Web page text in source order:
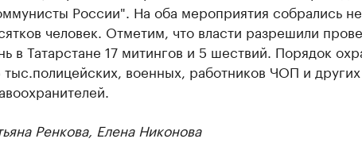
России". На оба мероприятия собрались
человек. Отметим, что власти разрешили
в Татарстане 17 митингов и 5 шествий. Порядок
тыс.полицейских, военных, работников ЧОП и других
Ренкова, Елена Никонова